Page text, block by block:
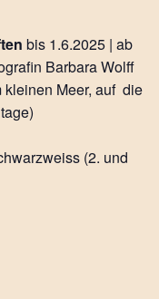
bis 1.6.2025 | ab
Barbara Wolff
kleinen Meer, auf die
(2. und